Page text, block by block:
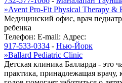
»Avent Pro-Fit Physical Therapy &
Медицинский офис, врач
ребенка
Телефон: E-mail: Адрес:
917-533-0334 - Нью-Йорк
»Ballard Pediatric Clinic
Детская клиника Балларда - это
практика, принадлежащая врачу,